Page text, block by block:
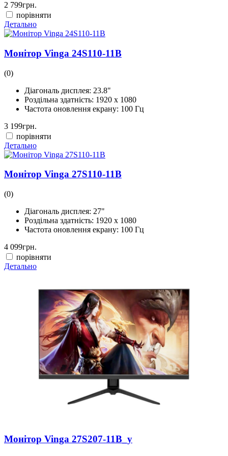
2 799грн.
порівняти
Детально
Монітор Vinga 24S110-11B
(0)
Діагональ дисплея: 23.8"
Роздільна здатність: 1920 x 1080
Частота оновлення екрану: 100 Гц
3 199грн.
порівняти
Детально
Монітор Vinga 27S110-11B
(0)
Діагональ дисплея: 27"
Роздільна здатність: 1920 x 1080
Частота оновлення екрану: 100 Гц
4 099грн.
порівняти
Детально
Монітор Vinga 27S207-11B_у